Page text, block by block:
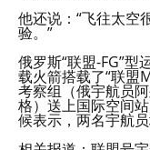
他还说：“飞往太空
验。”
俄罗斯“联盟-FG”
载火箭搭载了“联盟
考察组（俄宇航员
格）送上国际空间
候表示，两名宇航